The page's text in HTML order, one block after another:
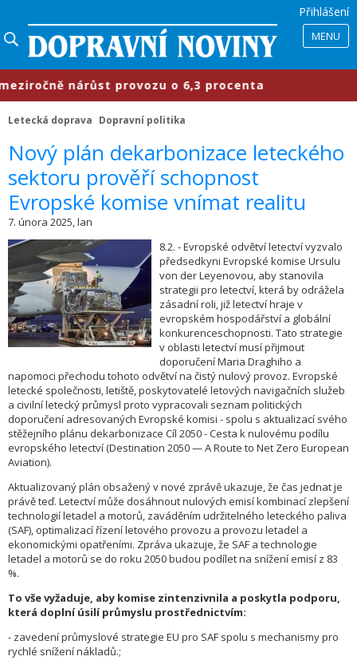
Přihlášení
MENU
nárůst provozu o 6,3 procenta
Letecká doprava Dopravní politika
​Nový plán dekarbonizace leteckého
sektoru prověří schopnost
Evropské komise vnímat realitu
7. února 2025, lan
8.2. - Evropské odvětví letectví vyzvalo
předsedkyni Evropské komise Ursulu
von der Leyenovou, aby stanovila
strategii pro letectví, která by odrážela
zásadní roli, již letectví hraje v
evropském hospodářství a globální
konkurenceschopnosti. Tato strategie
v oblasti letectví musí přijmout
doporučení Maria Draghiho a
napomoci přechodu tohoto odvětví na čistý nulový provoz. Evropské
letecké společnosti, letiště, poskytovatelé letových navigačních služeb
a civilní letecký průmysl proto vypracovali seznam politických
doporučení adresovaných Evropské komisi - spolu s aktualizací svého
stěžejního plánu dekarbonizace Cíl 2050 - Cesta k nulovému podílu
evropského letectví (Destination 2050 — A Route to Net Zero European
Aviation).
Aktualizovaný plán obsažený v nové zprávě ukazuje, že čas jednat je
právě teď. Letectví může dosáhnout nulových emisí kombinací zlepšení
technologií letadel a motorů, zaváděním udržitelného leteckého paliva
(SAF), optimalizací řízení letového provozu a provozu letadel a
ekonomickými opatřeními. Zpráva ukazuje, že SAF a technologie
letadel a motorů se do roku 2050 budou podílet na snížení emisí z 83
%.
To vše vyžaduje, aby komise zintenzivnila a poskytla podporu,
která doplní úsilí průmyslu prostřednictvím:
- zavedení průmyslové strategie EU pro SAF spolu s mechanismy pro
rychlé snížení nákladů.;